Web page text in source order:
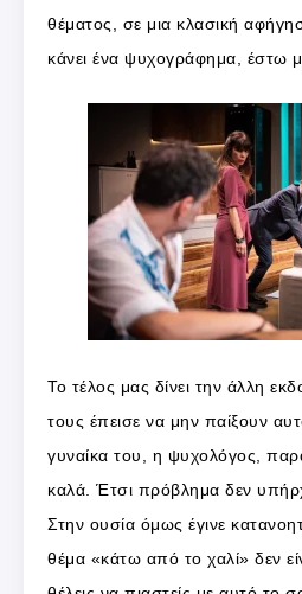
θέματος, σε μια κλασική
κάνει ένα ψυχογράφημα, έστω
Το τέλος μας δίνει την άλλη
τους έπεισε να μην παίξουν
γυναίκα του, η ψυχολόγος,
καλά. Έτσι πρόβλημα δεν
Στην ουσία όμως έγινε
θέμα «κάτω από το χαλί» δεν